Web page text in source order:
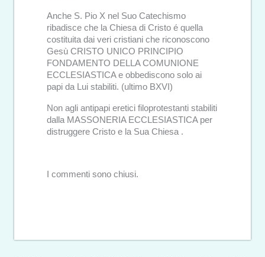
Anche S. Pio X nel Suo Catechismo
ribadisce che la Chiesa di Cristo é quella
costituita dai veri cristiani che riconoscono
Gesù CRISTO UNICO PRINCIPIO
FONDAMENTO DELLA COMUNIONE
ECCLESIASTICA e obbediscono solo ai
papi da Lui stabiliti. (ultimo BXVI)
Non agli antipapi eretici filoprotestanti stabiliti
dalla MASSONERIA ECCLESIASTICA per
distruggere Cristo e la Sua Chiesa .
I commenti sono chiusi.